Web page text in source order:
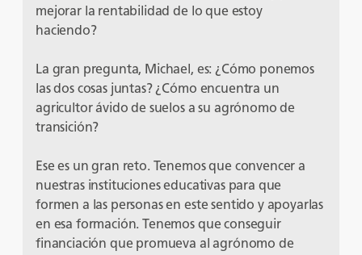
mejorar la rentabilidad de lo que estoy
haciendo?
La gran pregunta, Michael, es: ¿Cómo ponemos
las dos cosas juntas? ¿Cómo encuentra un
agricultor ávido de suelos a su agrónomo de
transición?
Ese es un gran reto. Tenemos que convencer a
nuestras instituciones educativas para que
formen a las personas en este sentido y apoyarlas
en esa formación. Tenemos que conseguir
financiación que promueva al agrónomo de